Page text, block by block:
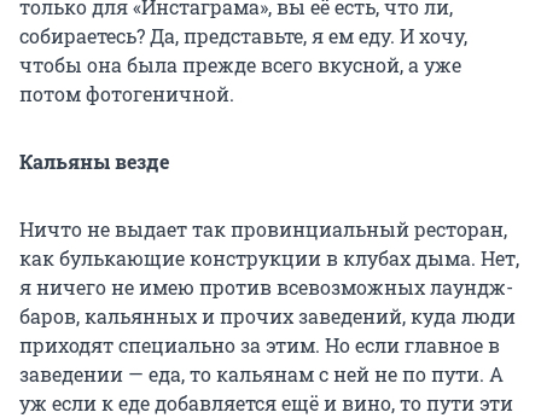
только для «Инстаграма», вы её есть, что ли,
собираетесь? Да, представьте, я ем еду. И хочу,
чтобы она была прежде всего вкусной, а уже
потом фотогеничной.
Кальяны везде
Ничто не выдает так провинциальный ресторан,
как булькающие конструкции в клубах дыма. Нет,
я ничего не имею против всевозможных лаундж-
баров, кальянных и прочих заведений, куда люди
приходят специально за этим. Но если главное в
заведении — еда, то кальянам с ней не по пути. А
уж если к еде добавляется ещё и вино, то пути эти